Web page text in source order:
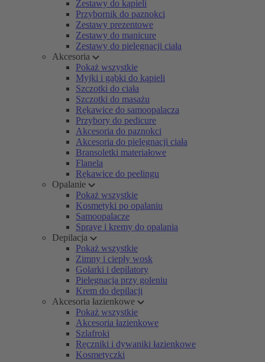
Zestawy do kąpieli
Przybornik do paznokci
Zestawy prezentowe
Zestawy do manicure
Zestawy do pielęgnacji ciała
Akcesoria
Pokaż wszystkie
Myjki i gąbki do kąpieli
Szczotki do ciała
Szczotki do masażu
Rękawice do samoopalacza
Przybory do pedicure
Akcesoria do paznokci
Akcesoria do pielęgnacji ciała
Bransoletki materiałowe
Flanela
Rękawice do peelingu
Opalanie
Pokaż wszystkie
Kosmetyki po opalaniu
Samoopalacze
Spraye i kremy do opalania
Depilacja
Pokaż wszystkie
Zimny i ciepły wosk
Golarki i depilatory
Pielęgnacja przy goleniu
Krem do depilacji
Akcesoria łazienkowe
Pokaż wszystkie
Akcesoria łazienkowe
Szlafroki
Ręczniki i dywaniki łazienkowe
Kosmetyczki